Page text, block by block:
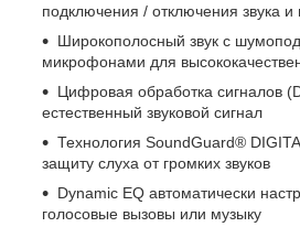
подключения / отключения звука и
Широкополосный звук с
микрофонами для
Цифровая обработка сигналов
естественный звуковой сигнал
Технология SoundGuard®
защиту слуха от громких звуков
Dynamic EQ автоматически
голосовые вызовы или музыку